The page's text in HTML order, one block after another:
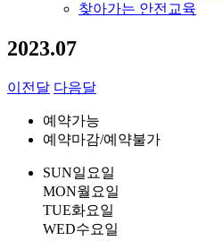
찾아가는 안전교육
2023.07
이전달 다음달
예약가능
예약마감/예약불가
SUN일요일
MON월요일
TUE화요일
WED수요일